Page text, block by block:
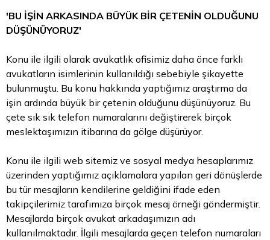
'BU İŞİN ARKASINDA BÜYÜK BİR ÇETENİN OLDUĞUNU
DÜŞÜNÜYORUZ'
Konu ile ilgili olarak avukatlık ofisimiz daha önce farklı
avukatların isimlerinin kullanıldığı sebebiyle şikayette
bulunmuştu. Bu konu hakkında yaptığımız araştırma da
işin ardında büyük bir çetenin olduğunu düşünüyoruz. Bu
çete sık sık telefon numaralarını değiştirerek birçok
meslektaşımızın itibarına da gölge düşürüyor.
Konu ile ilgili web sitemiz ve sosyal medya hesaplarımız
üzerinden yaptığımız açıklamalara yapılan geri dönüşlerde
bu tür mesajların kendilerine geldiğini ifade eden
takipçilerimiz tarafımıza birçok mesaj örneği göndermiştir.
Mesajlarda birçok avukat arkadaşımızın adı
kullanılmaktadır. İlgili mesajlarda geçen telefon numaraları